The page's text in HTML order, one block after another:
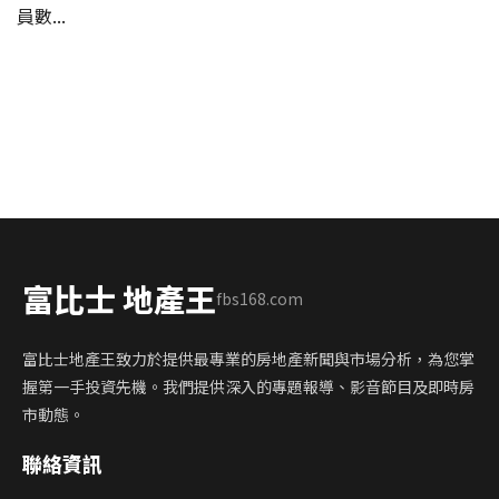
員數...
富比士 地產王fbs168.com
富比士地產王致力於提供最專業的房地產新聞與市場分析，為您掌
握第一手投資先機。我們提供深入的專題報導、影音節目及即時房
市動態。
聯絡資訊